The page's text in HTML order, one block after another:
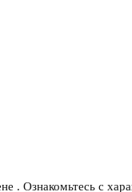
. Ознакомьтесь с